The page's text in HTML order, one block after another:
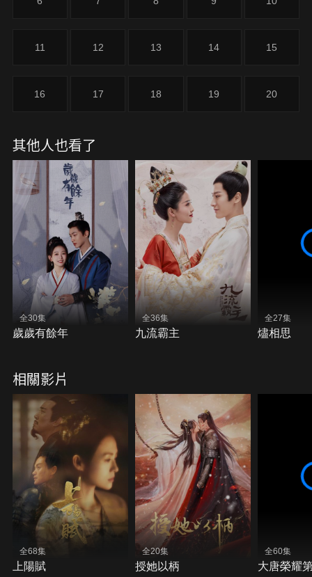
親。但此次選侍非同小可，安王的幾個兒子都急於找
11 12 13 14 15
16 17 18 19 20
其他人也看了
全30集
歲歲有餘年
全36集
九流霸主
全27集
燼相思
相關影片
全68集
上陽賦
全20集
授她以柄
全60集
大唐榮耀